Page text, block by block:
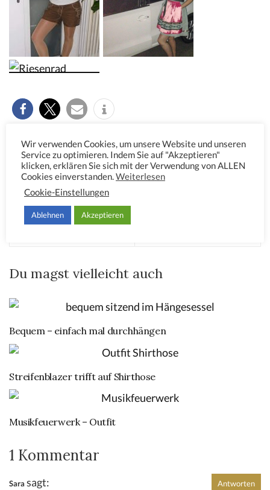
Party
Schleife Schwaben Spaß
Stuttgart
Volksfest
Du magst vielleicht auch
Bequem – einfach mal durchhängen
Streifenblazer trifft auf Shirthose
Musikfeuerwerk – Outfit
1 Kommentar
Sara sagt: Antworten
Wir verwenden Cookies, um unsere Website und unseren
Service zu optimieren. Indem Sie auf "Akzeptieren"
klicken, erklären Sie sich mit der Verwendung von ALLEN
Cookies einverstanden.Weiterlesen
Cookie-Einstellungen
Ablehnen Akzeptieren